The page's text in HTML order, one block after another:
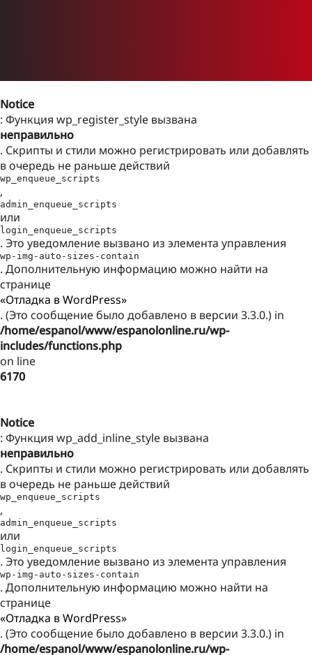
Notice
: Функция wp_register_style вызвана
неправильно
. Скрипты и стили можно регистрировать или добавлять
в очередь не раньше действий
wp_enqueue_scripts
,
admin_enqueue_scripts
или
login_enqueue_scripts
. Это уведомление вызвано из элемента управления
wp-img-auto-sizes-contain
. Дополнительную информацию можно найти на
странице
«Отладка в WordPress»
. (Это сообщение было добавлено в версии 3.3.0.) in
/home/espanol/www/espanolonline.ru/wp-
includes/functions.php
on line
6170
Notice
: Функция wp_add_inline_style вызвана
неправильно
. Скрипты и стили можно регистрировать или добавлять
в очередь не раньше действий
wp_enqueue_scripts
,
admin_enqueue_scripts
или
login_enqueue_scripts
. Это уведомление вызвано из элемента управления
wp-img-auto-sizes-contain
. Дополнительную информацию можно найти на
странице
«Отладка в WordPress»
. (Это сообщение было добавлено в версии 3.3.0.) in
/home/espanol/www/espanolonline.ru/wp-